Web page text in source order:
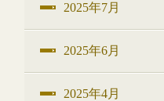
2025年7月
2025年6月
2025年4月